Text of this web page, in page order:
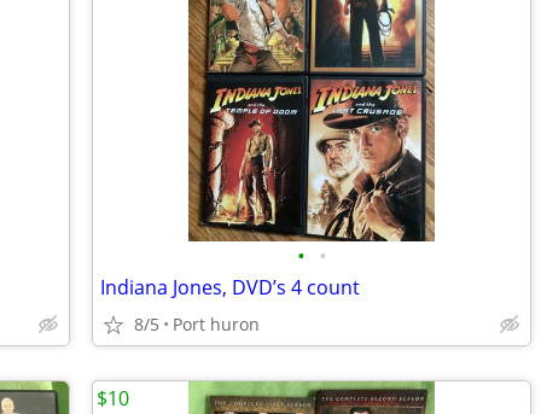
• •
Indiana Jones, DVD’s 4 count
8/5 Port huron
$10